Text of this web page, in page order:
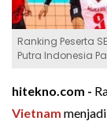
Ranking Peserta
Putra Indonesia
hitekno.com -
Vietnam